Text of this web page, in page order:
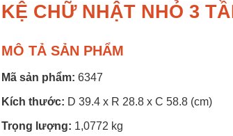
KỆ CHỮ NHẬT NHỎ 3
MÔ TẢ SẢN PHẨM
Mã sản phẩm: 6347
Kích thước: D 39.4 x R 28.8 x C 58.8 (cm)
Trọng lượng: 1,0772 kg